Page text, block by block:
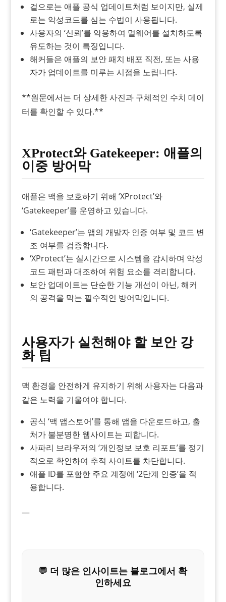
겉으로는 애플 공식 업데이트처럼 보이지만, 실제
로는 악성코드를 심는 수법이 사용됩니다.
사용자의 ‘신뢰’를 악용하여 멀웨어를 설치하도록
유도하는 것이 특징입니다.
해커들은 애플의 보안 패치 배포 직전, 또는 사용
자가 업데이트를 미루는 시점을 노립니다.
**원문에서는 더 상세한 사진과 구체적인 수치 데이
터를 확인할 수 있다.**
XProtect와 Gatekeeper: 애플의
이중 방어막
애플은 맥을 보호하기 위해 ‘XProtect’와
‘Gatekeeper’를 운영하고 있습니다.
‘Gatekeeper’는 앱의 개발자 인증 여부 및 코드 변
조 여부를 검증합니다.
‘XProtect’는 실시간으로 시스템을 감시하며 악성
코드 패턴과 대조하여 위험 요소를 격리합니다.
보안 업데이트는 단순한 기능 개선이 아닌, 해커
의 공격을 막는 필수적인 방어막입니다.
사용자가 실천해야 할 보안 강
화 팁
맥 환경을 안전하게 유지하기 위해 사용자는 다음과
같은 노력을 기울여야 합니다.
공식 ‘맥 앱스토어’를 통해 앱을 다운로드하고, 출
처가 불분명한 웹사이트는 피합니다.
사파리 브라우저의 ‘개인정보 보호 리포트’를 정기
적으로 확인하여 추적 사이트를 차단합니다.
애플 ID를 포함한 주요 계정에 ‘2단계 인증’을 적
용합니다.
—
💬 더 많은 인사이트는 블로그에서 확
인하세요